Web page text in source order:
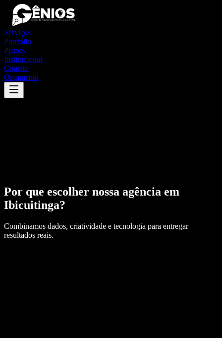
Serviços
Portfólio
Planos
Institucional
Contato
Orçamento
Por que escolher nossa agência em
Ibicuitinga?
Combinamos dados, criatividade e tecnologia para entregar
resultados reais.